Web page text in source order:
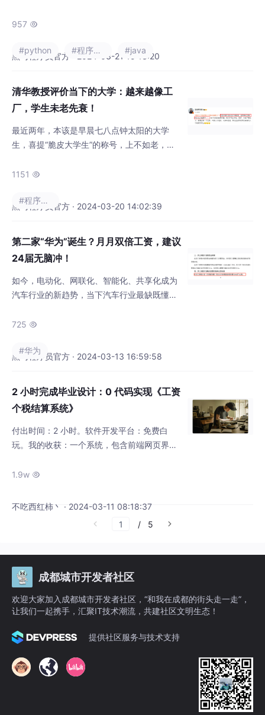
们发现94%的企业都对项目经验有明确要求。
们衡量一个大学专业好坏的标准似乎发生了一
自己把路走窄了。计算机专业的就业薪资和发
展前景毋庸置疑，尽管如此，我们仍能听到
957 
黑马程序员官方 · 2024-03-21 15:13:20
#python #程序人生 #java
清华教授评价当下的大学：越来越像工
厂，学生未老先衰！
最近两年，本该是早晨七八点钟太阳的大学
生，喜提“脆皮大学生”的称号，上不如老，下
上郑州大学，但发现985、211的学生太多了，
985的，我就马上焦虑难受，我好像……董宇
你成长的速度太慢。所以，摆脱焦虑，从定个
目标开始，比如：读一本书，学
1151 
黑马程序员官方 · 2024-03-20 14:02:39
#程序人生
第二家“华为”诞生？月月双倍工资，建议
24届无脑冲！
如今，电动化、网联化、智能化、共享化成为
汽车行业的新趋势，当下汽车行业最缺既懂汽
才，《2023汽车产业紧缺人才报告》指出，从
师、硬件工程师的紧缺度最高。如今，问界月
资源、缺资本、缺管理的华为，才能与世界巨
头和国企拼市场，抢人才！有媒体锐评，在
725 
黑马程序员官方 · 2024-03-13 16:59:58
#华为
2 小时完成毕业设计：0 代码实现《工资
个税结算系统》
付出时间：2 小时。软件开发平台：免费白
玩。我的收获：一个系统，包含前端网页界
可做毕业设计，如：网上报名系统、图书管理
1.9w 
不吃西红柿丶 · 2024-03-11 08:18:37
/
5
成都城市开发者社区
欢迎大家加入成都城市开发者社区，“和我在成都的街头走一走”，
让我们一起携手，汇聚IT技术潮流，共建社区文明生态！
提供社区服务与技术支持